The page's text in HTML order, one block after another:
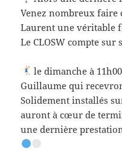
Venez nombreux faire
Laurent une véritable
Le CLOSW compte sur
le dimanche à
Guillaume qui
Solidement installés
auront à cœur de
une dernière